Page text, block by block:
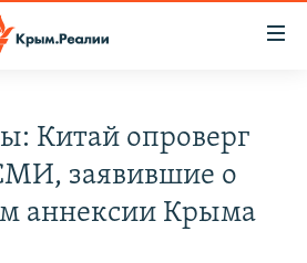
Китай опроверг
заявившие о
аннексии Крыма